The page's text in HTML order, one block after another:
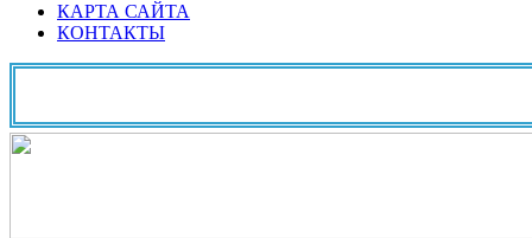
КАРТА САЙТА
КОНТАКТЫ